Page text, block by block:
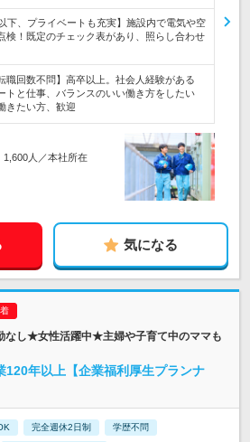
下、プライベートも充実】施設内で電気や空
検！既定のチェック表があり、照らし合わせ
職回数不問】高卒以上。社会人経験がある
と仕事、バランスのいい働き方をしたい
きたい方、歓迎
1,600人／本社所在
気になる
なし★女性活躍中★主婦や子育て中のママも
年以上【企業福利厚生プランナ
完全週休2日制 学歴不問